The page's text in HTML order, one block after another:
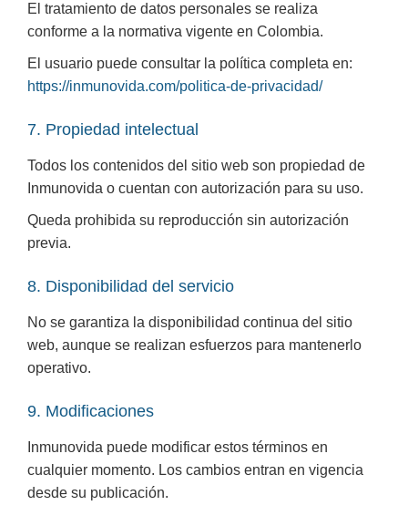
El tratamiento de datos personales se realiza
conforme a la normativa vigente en Colombia.
El usuario puede consultar la política completa en:
https://inmunovida.com/politica-de-privacidad/
7. Propiedad intelectual
Todos los contenidos del sitio web son propiedad de
Inmunovida o cuentan con autorización para su uso.
Queda prohibida su reproducción sin autorización
previa.
8. Disponibilidad del servicio
No se garantiza la disponibilidad continua del sitio
web, aunque se realizan esfuerzos para mantenerlo
operativo.
9. Modificaciones
Inmunovida puede modificar estos términos en
cualquier momento. Los cambios entran en vigencia
desde su publicación.